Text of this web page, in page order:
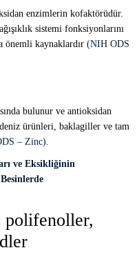
enzimlerin kofaktörüdür.
sistemi fonksiyonlarını
önemli kaynaklardır (NIH ODS
bulunur ve antioksidan
deniz ürünleri, baklagiller ve tam
– Zinc).
ve Eksikliğinin
polifenoller,